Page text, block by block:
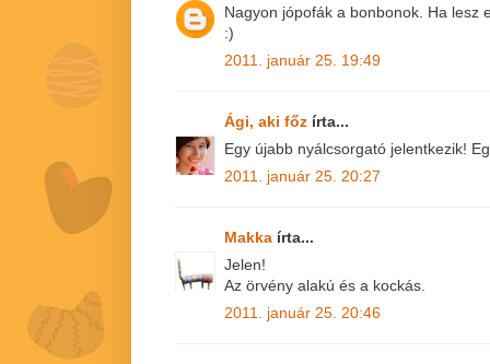
Nagyon jópofák a bonbonok. Ha lesz
:)
2011. január 25. 19:49
Ági, aki főz írta...
Egy újabb nyálcsorgató jelentkezik!
2011. január 25. 20:27
Makka írta...
Jelen!
Az örvény alakú és a kockás.
2011. január 25. 20:46